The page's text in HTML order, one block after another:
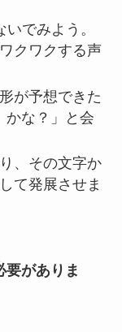
でみよう。
クワクする声
が予想できた
かな？」と会
、その文字か
て発展させま
要がありま